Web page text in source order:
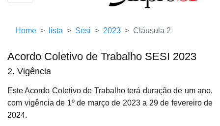
Home lista Sesi 2023 Cláusula 2
Acordo Coletivo de Trabalho SESI 2023
2. Vigência
Este Acordo Coletivo de Trabalho terá duração de um ano,
com vigência de 1º de março de 2023 a 29 de fevereiro de
2024.